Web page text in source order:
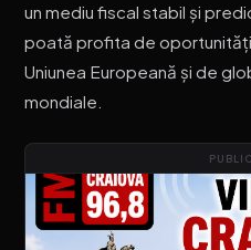
un mediu fiscal stabil și
poată profita de
Uniunea Europeană și de
mondiale.